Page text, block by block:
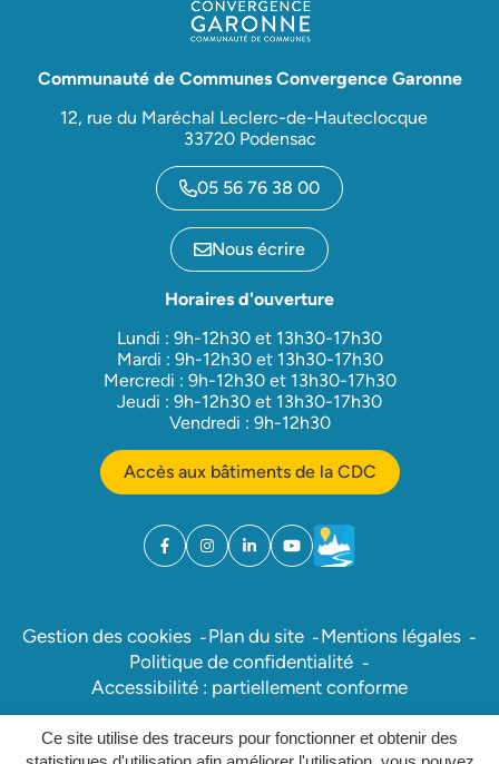
Ce site utilise des traceurs pour fonctionner et obtenir des
Communauté de Communes Convergence Garonne
12, rue du Maréchal Leclerc-de-Hauteclocque
33720 Podensac
05 56 76 38 00
Nous écrire
Horaires d'ouverture
Lundi : 9h-12h30 et 13h30-17h30
Mardi : 9h-12h30 et 13h30-17h30
Mercredi : 9h-12h30 et 13h30-17h30
Jeudi : 9h-12h30 et 13h30-17h30
Vendredi : 9h-12h30
Accès aux bâtiments de la CDC
Facebook
(ouverture dans un nouvel onglet)
Instagram
(ouverture dans un nouvel onglet)
Linkedin
(ouverture dans un nouvel onglet)
YouTube
(ouverture dans un nouvel
Météo
(ouverture dans un
Gestion des cookies Plan du site
Mentions légales
Politique de confidentialité
Accessibilité : partiellement conforme
Site réalisé parInovagora (ouverture dans un